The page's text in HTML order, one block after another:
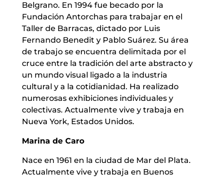
Belgrano. En 1994 fue becado por la
Fundación Antorchas para trabajar en el
Taller de Barracas, dictado por Luis
Fernando Benedit y Pablo Suárez. Su área
de trabajo se encuentra delimitada por el
cruce entre la tradición del arte abstracto y
un mundo visual ligado a la industria
cultural y a la cotidianidad. Ha realizado
numerosas exhibiciones individuales y
colectivas. Actualmente vive y trabaja en
Nueva York, Estados Unidos.
Marina de Caro
Nace en 1961 en la ciudad de Mar del Plata.
Actualmente vive y trabaja en Buenos